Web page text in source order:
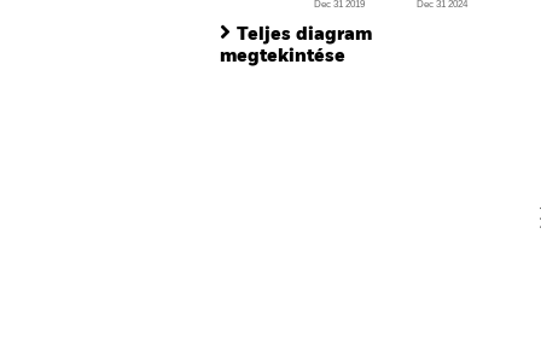
Dec 31 2019 Dec 31 2024
Teljes diagram
megtekintése